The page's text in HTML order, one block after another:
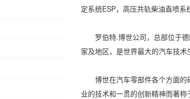
定系统ESP，高压共轨柴油直喷
罗伯特.博世公司，总部位于德
家及地区，是世界最大的汽车技
博世在汽车零部件各个方面的
业的技术和一贯的创新精神而著称